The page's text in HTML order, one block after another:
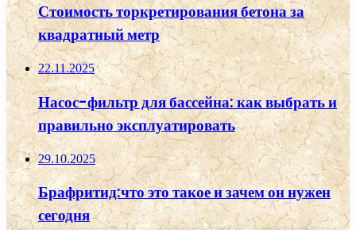
Стоимость торкретирования бетона за
квадратный метр
22.11.2025
Насос-фильтр для бассейна: как выбрать и
правильно эксплуатировать
29.10.2025
Брафритид:что это такое и зачем он нужен
сегодня